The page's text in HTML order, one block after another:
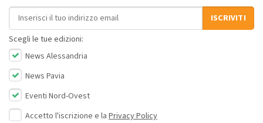
Indirizzo email
ISCRIVITI
Scegli le tue edizioni:
News Alessandria
News Pavia
Eventi Nord-Ovest
Accetto l'iscrizione e la Privacy Policy